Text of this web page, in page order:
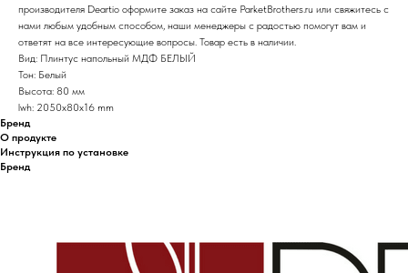
производителя Deartio оформите заказ на сайте ParketBrothers.ru или свяжитесь с
нами любым удобным способом, наши менеджеры с радостью помогут вам и
ответят на все интересующие вопросы. Товар есть в наличии.
Вид: Плинтус напольный МДФ БЕЛЫЙ
Тон: Белый
Высота: 80 мм
lwh: 2050x80x16 mm
Бренд
О продукте
Инструкция по установке
Бренд